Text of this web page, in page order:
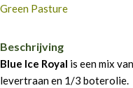
Green Pasture
Beschrijving
Blue Ice Royal is een mix
levertraan en 1/3 boterolie.